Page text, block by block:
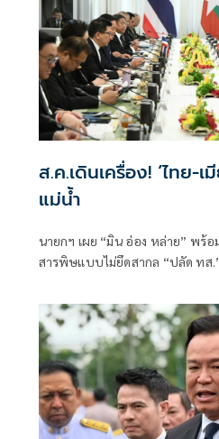
ส.ค.เดินเครื่อง! ‘ไทย-
แม่นํ้า
นายกฯ เผย “มิน อ่อง หล่าย” พร้อมร่วมมือทุกมิติ ขอไทยวัดค่า
สารพิษแบบไม่ยึดสากล “ปลัด ทส
การทูตไทยบนเวทีโลก